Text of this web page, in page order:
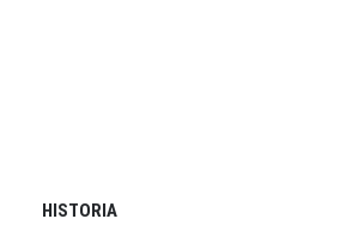
HISTORIA